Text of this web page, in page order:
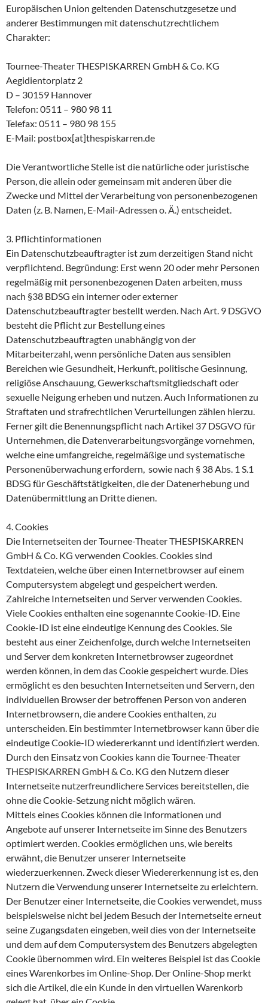
Europäischen Union geltenden Datenschutzgesetze und
anderer Bestimmungen mit datenschutzrechtlichem
Charakter:
Tournee-Theater THESPISKARREN GmbH & Co. KG
Aegidientorplatz 2
D – 30159 Hannover
Telefon: 0511 – 980 98 11
Telefax: 0511 – 980 98 155
E-Mail: postbox[at]thespiskarren.de
Die Verantwortliche Stelle ist die natürliche oder juristische
Person, die allein oder gemeinsam mit anderen über die
Zwecke und Mittel der Verarbeitung von personenbezogenen
Daten (z. B. Namen, E-Mail-Adressen o. Ä.) entscheidet.
3. Pflichtinformationen
Ein Datenschutzbeauftragter ist zum derzeitigen Stand nicht
verpflichtend. Begründung: Erst wenn 20 oder mehr Personen
regelmäßig mit personenbezogenen Daten arbeiten, muss
nach §38 BDSG ein interner oder externer
Datenschutzbeauftragter bestellt werden. Nach Art. 9 DSGVO
besteht die Pflicht zur Bestellung eines
Datenschutzbeauftragten unabhängig von der
Mitarbeiterzahl, wenn persönliche Daten aus sensiblen
Bereichen wie Gesundheit, Herkunft, politische Gesinnung,
religiöse Anschauung, Gewerkschaftsmitgliedschaft oder
sexuelle Neigung erheben und nutzen. Auch Informationen zu
Straftaten und strafrechtlichen Verurteilungen zählen hierzu.
Ferner gilt die Benennungspflicht nach Artikel 37 DSGVO für
Unternehmen, die Datenverarbeitungsvorgänge vornehmen,
welche eine umfangreiche, regelmäßige und systematische
Personenüberwachung erfordern, sowie nach § 38 Abs. 1 S.1
BDSG für Geschäftstätigkeiten, die der Datenerhebung und
Datenübermittlung an Dritte dienen.
4. Cookies
Die Internetseiten der Tournee-Theater THESPISKARREN
GmbH & Co. KG verwenden Cookies. Cookies sind
Textdateien, welche über einen Internetbrowser auf einem
Computersystem abgelegt und gespeichert werden.
Zahlreiche Internetseiten und Server verwenden Cookies.
Viele Cookies enthalten eine sogenannte Cookie-ID. Eine
Cookie-ID ist eine eindeutige Kennung des Cookies. Sie
besteht aus einer Zeichenfolge, durch welche Internetseiten
und Server dem konkreten Internetbrowser zugeordnet
werden können, in dem das Cookie gespeichert wurde. Dies
ermöglicht es den besuchten Internetseiten und Servern, den
individuellen Browser der betroffenen Person von anderen
Internetbrowsern, die andere Cookies enthalten, zu
unterscheiden. Ein bestimmter Internetbrowser kann über die
eindeutige Cookie-ID wiedererkannt und identifiziert werden.
Durch den Einsatz von Cookies kann die Tournee-Theater
THESPISKARREN GmbH & Co. KG den Nutzern dieser
Internetseite nutzerfreundlichere Services bereitstellen, die
ohne die Cookie-Setzung nicht möglich wären.
Mittels eines Cookies können die Informationen und
Angebote auf unserer Internetseite im Sinne des Benutzers
optimiert werden. Cookies ermöglichen uns, wie bereits
erwähnt, die Benutzer unserer Internetseite
wiederzuerkennen. Zweck dieser Wiedererkennung ist es, den
Nutzern die Verwendung unserer Internetseite zu erleichtern.
Der Benutzer einer Internetseite, die Cookies verwendet, muss
beispielsweise nicht bei jedem Besuch der Internetseite erneut
seine Zugangsdaten eingeben, weil dies von der Internetseite
und dem auf dem Computersystem des Benutzers abgelegten
Cookie übernommen wird. Ein weiteres Beispiel ist das Cookie
eines Warenkorbes im Online-Shop. Der Online-Shop merkt
sich die Artikel, die ein Kunde in den virtuellen Warenkorb